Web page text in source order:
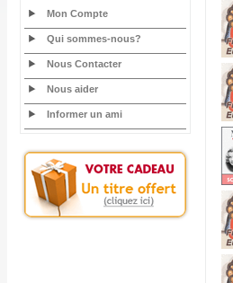
Mon Compte
Qui sommes-nous?
Nous Contacter
Nous aider
Informer un ami